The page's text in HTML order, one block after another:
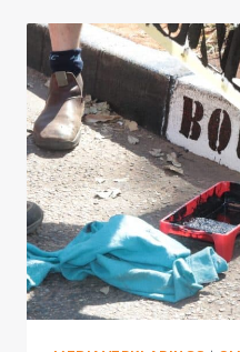
IN
SPRINGS
LOODS